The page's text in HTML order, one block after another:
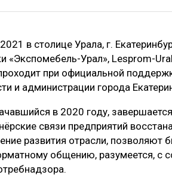
ПЛИТ
в столице Урала, г.
«Экспомебель-Урал», Lesprom-
при официальной
и администрации города
в 2020 году,
связи предприятий
развития отрасли, позволяют
общению, разумеется,